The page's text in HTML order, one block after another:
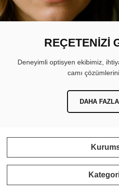
REÇETENİZİ
Deneyimli optisyen ekibimiz,
camı
DAHA